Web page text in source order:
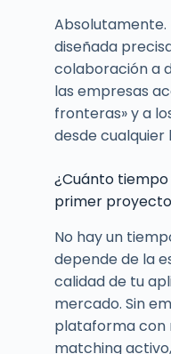
diseñada
colaboración a
las empresas
fronteras» y a
desde cualquier
¿Cuánto
primer
No hay un
depende de la
calidad de tu
mercado. Sin
plataforma con
matching